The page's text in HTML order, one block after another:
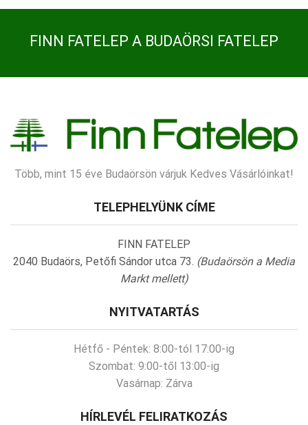
FINN FATELEP A BUDAÖRSI FATELEP
Több, mint 15 éve Budaörsön várjuk Kedves Vásárlóinkat!
TELEPHELYÜNK CÍME
FINN FATELEP
2040 Budaörs, Petőfi Sándor utca 73. (Budaörsön a Media
Markt mellett)
NYITVATARTÁS
Hétfő - Péntek: 8:00-tól 17:00-ig
Szombat: 9:00-től 13:00-ig
Vasárnap: Zárva
HÍRLEVÉL FELIRATKOZÁS